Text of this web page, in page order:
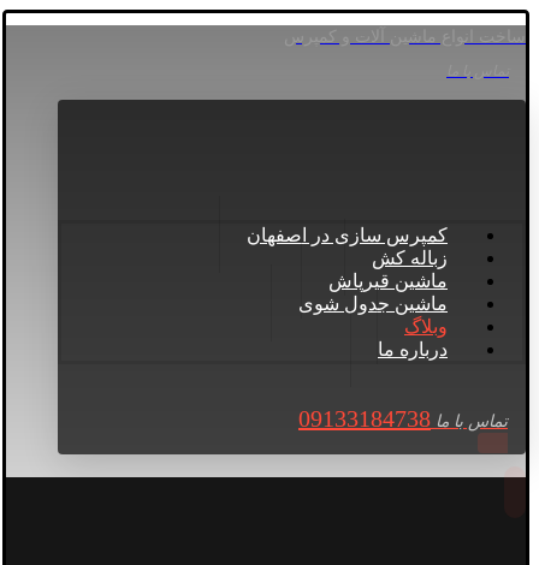
ساخت انواع ماشین آلات و کمپرس
کمپرس سازی در اصفهان
زباله کش
ماشین قیرپاش
ماشین جدول شوی
وبلاگ
درباره ما
تماس با ما 09133184738